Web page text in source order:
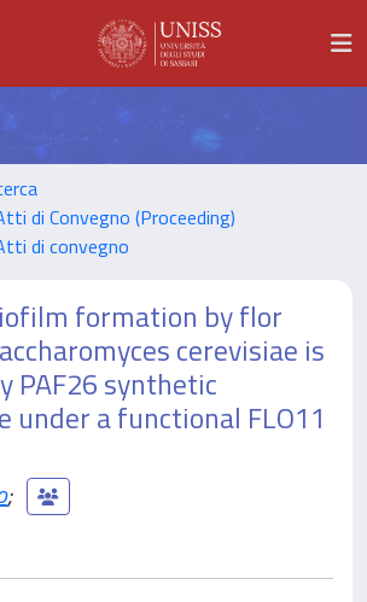
di Convegno (Proceeding)
di convegno
formation by flor
cerevisiae is
PAF26 synthetic
under a functional FLO11
;